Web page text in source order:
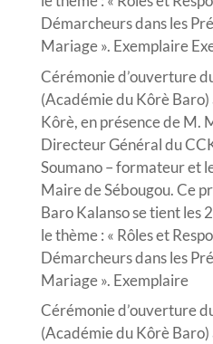
Démarcheurs dans les
Mariage ». Exemplaire
Cérémonie d’ouverture
(Académie du Kôrè
Kôrè, en présence de M.
Directeur Général du
Soumano – formateur et
Maire de Sébougou. Ce
Baro Kalanso se tient les
le thème : « Rôles et
Démarcheurs dans les
Mariage ». Exemplaire
Cérémonie d’ouverture
(Académie du Kôrè